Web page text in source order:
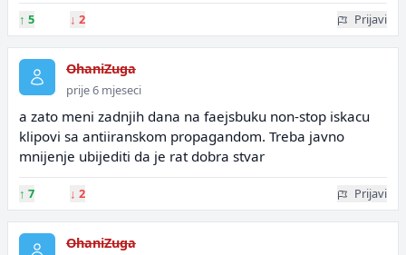
↑ 5 ↓ 2 Prijavi
OhaniZuga
prije 6 mjeseci
a zato meni zadnjih dana na faejsbuku non-stop iskacu
klipovi sa antiiranskom propagandom. Treba javno
mnijenje ubijediti da je rat dobra stvar
↑ 7 ↓ 2 Prijavi
OhaniZuga